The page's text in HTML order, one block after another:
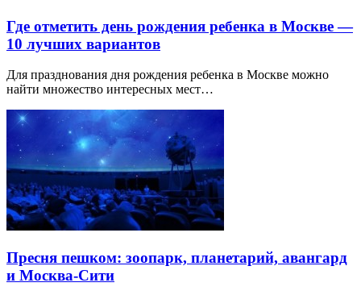
Где отметить день рождения ребенка в Москве —
10 лучших вариантов
Для празднования дня рождения ребенка в Москве можно
найти множество интересных мест…
Пресня пешком: зоопарк, планетарий, авангард
и Москва-Сити